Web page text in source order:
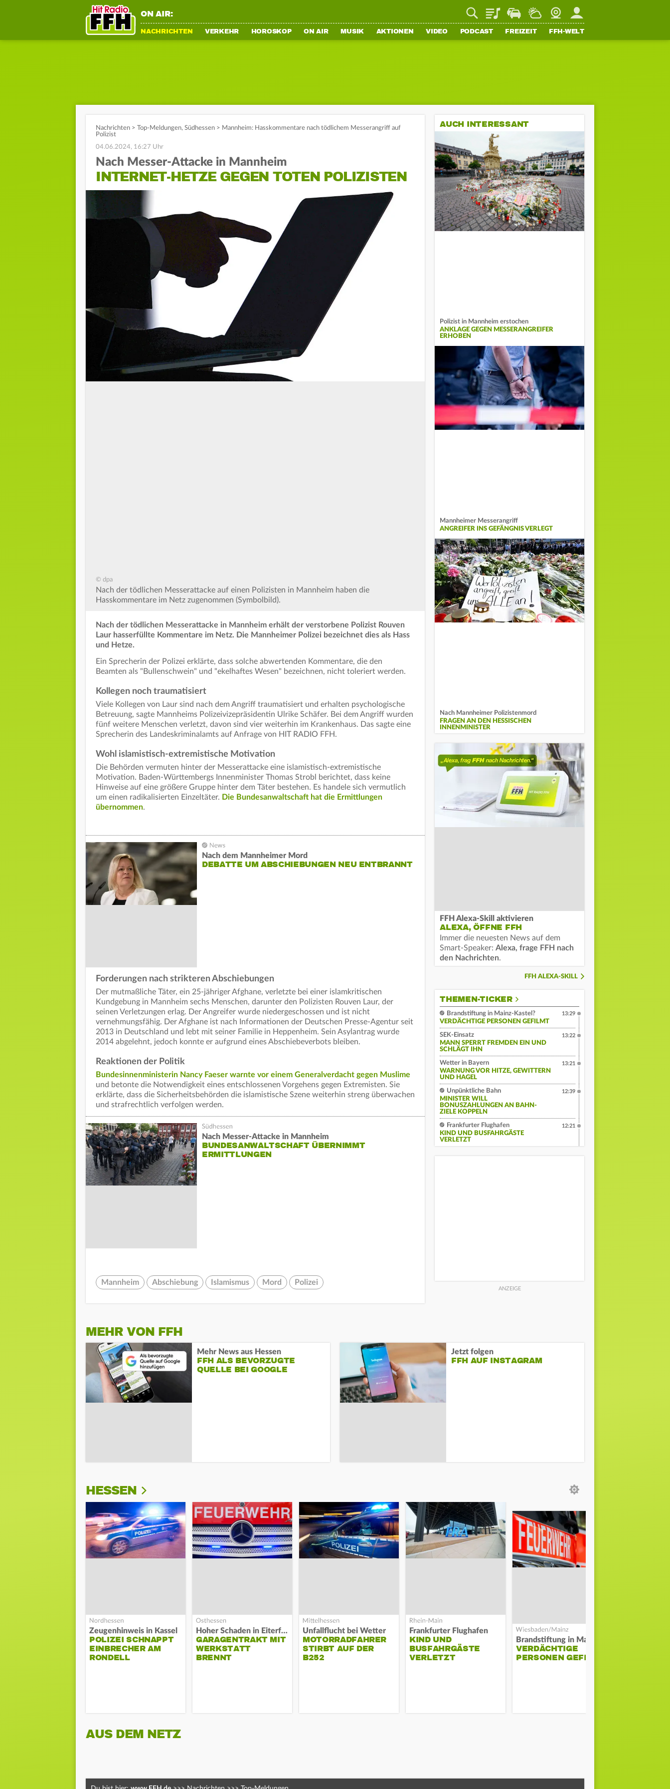
ON AIR: PlaylistStaupilotWetterWebcamMein FFH
NACHRICHTEN VERKEHR HOROSKOP ON AIR MUSIK AKTIONEN VIDEO PODCAST FREIZEIT FFH-WELT
Nachrichten > Top-Meldungen, Südhessen > Mannheim: Hasskommentare nach tödlichem Messerangriff auf
Polizist
04.06.2024, 16:27 Uhr
Nach Messer-Attacke in Mannheim
INTERNET-HETZE GEGEN TOTEN POLIZISTEN
© dpa
Nach der tödlichen Messerattacke auf einen Polizisten in Mannheim haben die
Hasskommentare im Netz zugenommen (Symbolbild).
Nach der tödlichen Messerattacke in Mannheim erhält der verstorbene Polizist Rouven
Laur hasserfüllte Kommentare im Netz. Die Mannheimer Polizei bezeichnet dies als Hass
und Hetze.
Ein Sprecherin der Polizei erklärte, dass solche abwertenden Kommentare, die den
Beamten als "Bullenschwein" und "ekelhaftes Wesen" bezeichnen, nicht toleriert werden.
Kollegen noch traumatisiert
Viele Kollegen von Laur sind nach dem Angriff traumatisiert und erhalten psychologische
Betreuung, sagte Mannheims Polizeivizepräsidentin Ulrike Schäfer. Bei dem Angriff wurden
fünf weitere Menschen verletzt, davon sind vier weiterhin im Krankenhaus. Das sagte eine
Sprecherin des Landeskriminalamts auf Anfrage von HIT RADIO FFH.
Wohl islamistisch-extremistische Motivation
Die Behörden vermuten hinter der Messerattacke eine islamistisch-extremistische
Motivation. Baden-Württembergs Innenminister Thomas Strobl berichtet, dass keine
Hinweise auf eine größere Gruppe hinter dem Täter bestehen. Es handele sich vermutlich
um einen radikalisierten Einzeltäter. Die Bundesanwaltschaft hat die Ermittlungen
übernommen.
Nach dem Mannheimer Mord
DEBATTE UM ABSCHIEBUNGEN NEU ENTBRANNT
Forderungen nach strikteren Abschiebungen
Der mutmaßliche Täter, ein 25-jähriger Afghane, verletzte bei einer islamkritischen
Kundgebung in Mannheim sechs Menschen, darunter den Polizisten Rouven Laur, der
seinen Verletzungen erlag. Der Angreifer wurde niedergeschossen und ist nicht
vernehmungsfähig. Der Afghane ist nach Informationen der Deutschen Presse-Agentur seit
2013 in Deutschland und lebt mit seiner Familie in Heppenheim. Sein Asylantrag wurde
2014 abgelehnt, jedoch konnte er aufgrund eines Abschiebeverbots bleiben.
Reaktionen der Politik
Bundesinnenministerin Nancy Faeser warnte vor einem Generalverdacht gegen Muslime
und betonte die Notwendigkeit eines entschlossenen Vorgehens gegen Extremisten. Sie
erklärte, dass die Sicherheitsbehörden die islamistische Szene weiterhin streng überwachen
und strafrechtlich verfolgen werden.
Nach Messer-Attacke in Mannheim
BUNDESANWALTSCHAFT ÜBERNIMMT
ERMITTLUNGEN
Mannheim Abschiebung Islamismus Mord Polizei
AUCH INTERESSANT
Polizist in Mannheim erstochen
ANKLAGE GEGEN MESSERANGREIFER
ERHOBEN
Mannheimer Messerangriff
ANGREIFER INS GEFÄNGNIS VERLEGT
Nach Mannheimer Polizistenmord
FRAGEN AN DEN HESSISCHEN
INNENMINISTER
FFH Alexa-Skill aktivieren
ALEXA, ÖFFNE FFH
Immer die neuesten News auf dem
Smart-Speaker: Alexa, frage FFH nach
den Nachrichten.
FFH ALEXA-SKILL
THEMEN-TICKER
Brandstiftung in Mainz-Kastel?
VERDÄCHTIGE PERSONEN GEFILMT
13:29
SEK-Einsatz
MANN SPERRT FREMDEN EIN UND
SCHLÄGT IHN
13:22
Wetter in Bayern
WARNUNG VOR HITZE, GEWITTERN
UND HAGEL
13:21
Unpünktliche Bahn
MINISTER WILL
BONUSZAHLUNGEN AN BAHN-
ZIELE KOPPELN
12:39
Frankfurter Flughafen
KIND UND BUSFAHRGÄSTE
VERLETZT
12:21
MEHR VON FFH
Mehr News aus Hessen
FFH ALS BEVORZUGTE
QUELLE BEI GOOGLE
Jetzt folgen
FFH AUF INSTAGRAM
HESSEN
Zeugenhinweis in Kassel
POLIZEI SCHNAPPT
EINBRECHER AM
RONDELL
Hoher Schaden in Eiterfeld
GARAGENTRAKT MIT
WERKSTATT
BRENNT
Unfallflucht bei Wetter
MOTORRADFAHRER
STIRBT AUF DER
B252
Frankfurter Flughafen
KIND UND
BUSFAHRGÄSTE
VERLETZT
VERDÄCHTIGE
PERSONEN GEFILMT
AUS DEM NETZ